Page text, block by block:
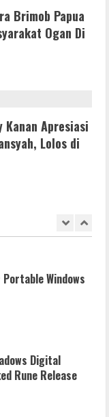
Brimob Papua
Ogan Di
Kanan Apresiasi
Lolos di
Eks Perwira
Kapolres Way
Di Lampung
Clean
Digital
Rune Release
Eks Perwira
Kapolres Way